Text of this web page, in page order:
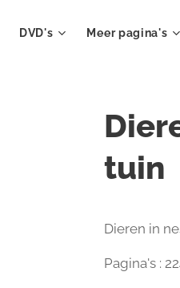
DVD's Meer pagina's
tuin
Dieren in
Pagina's :